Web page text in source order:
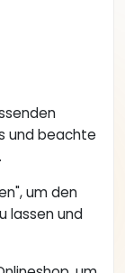
und beachte
um den
lassen und